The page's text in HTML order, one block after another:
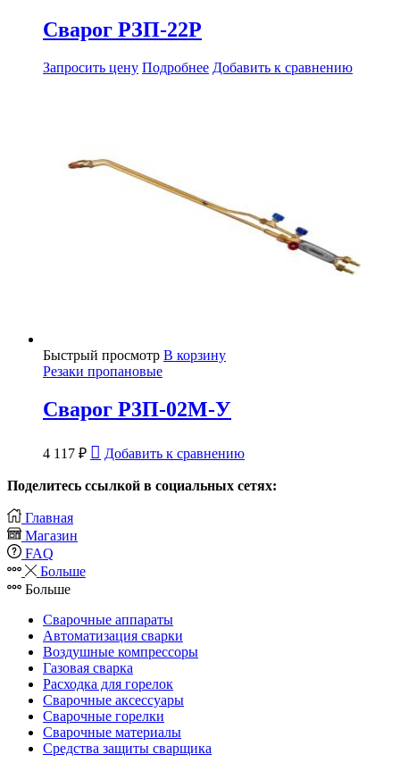
Сварог РЗП-22Р
Запросить цену Подробнее Добавить к сравнению
Быстрый просмотр В корзину
Резаки пропановые
Сварог Р3П-02М-У
4 117 ₽ Добавить к сравнению
Поделитесь ссылкой в социальных сетях:
Главная
Магазин
FAQ
Больше
Больше
Сварочные аппараты
Автоматизация сварки
Воздушные компрессоры
Газовая сварка
Расходка для горелок
Сварочные аксессуары
Сварочные горелки
Сварочные материалы
Средства защиты сварщика